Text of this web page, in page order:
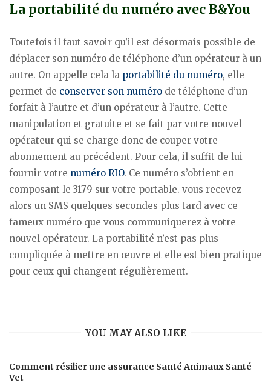
La portabilité du numéro avec B&You
Toutefois il faut savoir qu’il est désormais possible de
déplacer son numéro de téléphone d’un opérateur à un
autre. On appelle cela la portabilité du numéro, elle
permet de conserver son numéro de téléphone d’un
forfait à l’autre et d’un opérateur à l’autre. Cette
manipulation et gratuite et se fait par votre nouvel
opérateur qui se charge donc de couper votre
abonnement au précédent. Pour cela, il suffit de lui
fournir votre numéro RIO. Ce numéro s’obtient en
composant le 3179 sur votre portable. vous recevez
alors un SMS quelques secondes plus tard avec ce
fameux numéro que vous communiquerez à votre
nouvel opérateur. La portabilité n’est pas plus
compliquée à mettre en œuvre et elle est bien pratique
pour ceux qui changent régulièrement.
YOU MAY ALSO LIKE
Comment résilier une assurance Santé Animaux Santé
Vet